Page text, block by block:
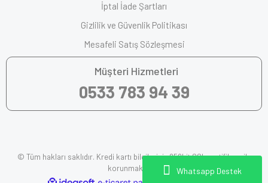
Whatsapp Destek
İptal İade Şartları
Gizlilik ve Güvenlik Politikası
Mesafeli Satış Sözleşmesi
Müşteri Hizmetleri
0533 783 94 39
© Tüm hakları saklıdır. Kredi kartı bilgileriniz 256bit SSL sertifikası ile
korunmaktadır.